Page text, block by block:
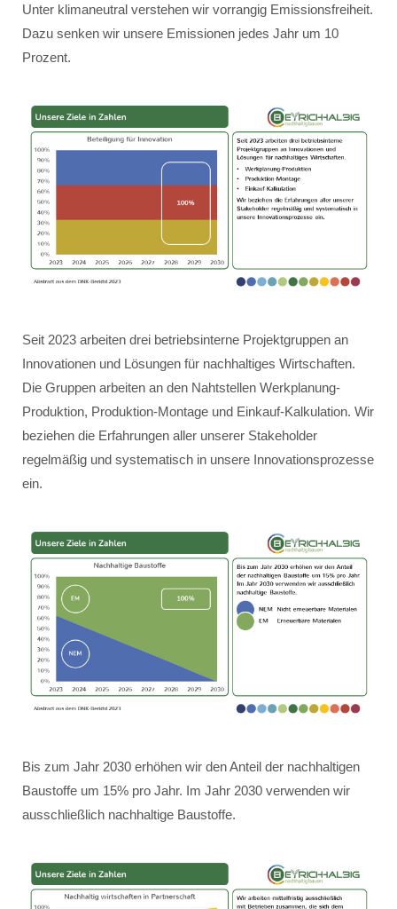
Unter klimaneutral verstehen wir vorrangig Emissionsfreiheit.
Dazu senken wir unsere Emissionen jedes Jahr um 10
Prozent.
Seit 2023 arbeiten drei betriebsinterne Projektgruppen an
Innovationen und Lösungen für nachhaltiges Wirtschaften.
Die Gruppen arbeiten an den Nahtstellen Werkplanung-
Produktion, Produktion-Montage und Einkauf-Kalkulation. Wir
beziehen die Erfahrungen aller unserer Stakeholder
regelmäßig und systematisch in unsere Innovationsprozesse
ein.
Bis zum Jahr 2030 erhöhen wir den Anteil der nachhaltigen
Baustoffe um 15% pro Jahr. Im Jahr 2030 verwenden wir
ausschließlich nachhaltige Baustoffe.